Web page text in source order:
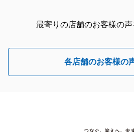
最寄りの店舗のお客様の
各店舗のお客様の